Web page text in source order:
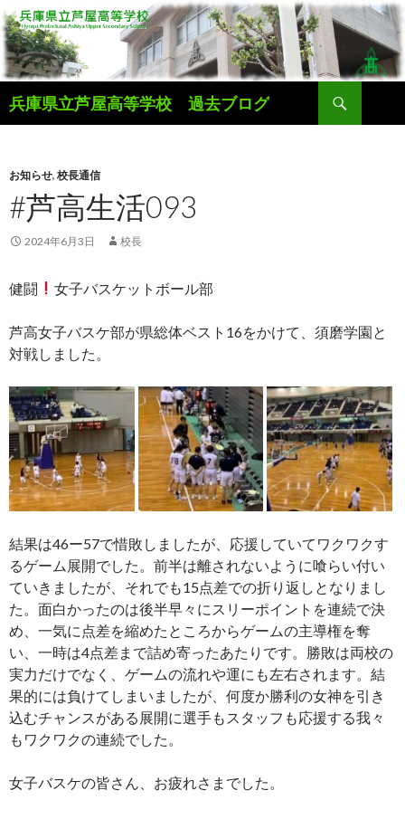
兵庫県立芦屋高等学校 過去ブログ
索
ン
ツ
へ
キ
プ
お知らせ, 校長通信
#芦高生活093
2024年6月3日 校長
健闘 女子バスケットボール部
芦高女子バスケ部が県総体ベスト16をかけて、須磨学園と
対戦しました。
結果は46ー57で惜敗しましたが、応援していてワクワクす
るゲーム展開でした。前半は離されないように喰らい付い
ていきましたが、それでも15点差での折り返しとなりまし
た。面白かったのは後半早々にスリーポイントを連続で決
め、一気に点差を縮めたところからゲームの主導権を奪
い、一時は4点差まで詰め寄ったあたりです。勝敗は両校の
実力だけでなく、ゲームの流れや運にも左右されます。結
果的には負けてしまいましたが、何度か勝利の女神を引き
込むチャンスがある展開に選手もスタッフも応援する我々
もワクワクの連続でした。
女子バスケの皆さん、お疲れさまでした。